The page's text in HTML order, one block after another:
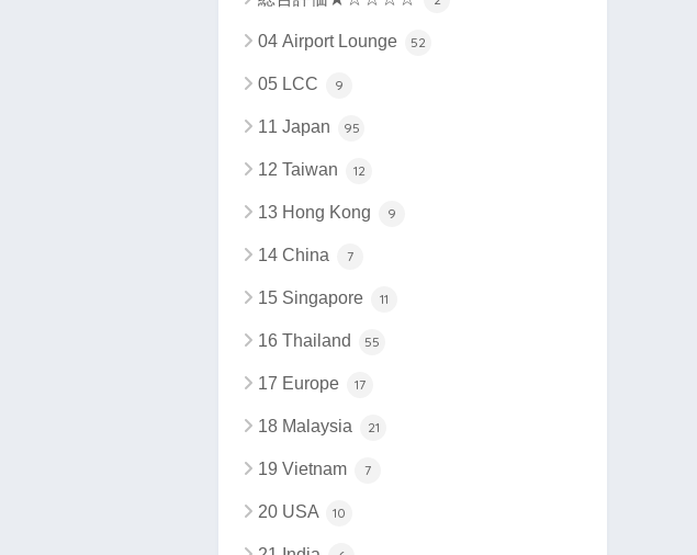
04 Airport Lounge 52
05 LCC 9
11 Japan 95
12 Taiwan 12
13 Hong Kong 9
14 China 7
15 Singapore 11
16 Thailand 55
17 Europe 17
18 Malaysia 21
19 Vietnam 7
20 USA 10